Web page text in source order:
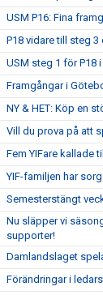
USM P16: Fina
P18 vidare till steg
USM steg 1 för P18
Framgångar i
NY & HET: Köp en
Vill du prova på att
Fem YIFare kallade
YIF-familjen har sorg
Semesterstängt
Nu släpper vi
supporter!
Damlandslaget
Förändringar i